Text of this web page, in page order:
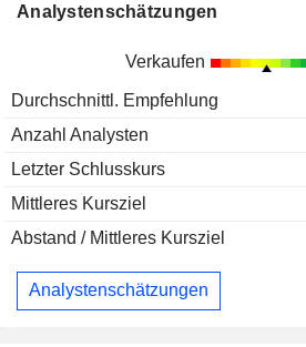
Analystenschätzungen
Verkaufen
Durchschnittl. Empfehlung
Anzahl Analysten
Letzter Schlusskurs
Mittleres Kursziel
Abstand / Mittleres Kursziel
Analystenschätzungen